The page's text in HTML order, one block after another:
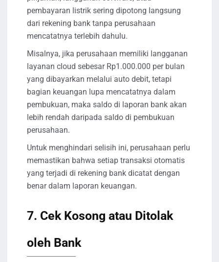
pembayaran listrik sering dipotong langsung
dari rekening bank tanpa perusahaan
mencatatnya terlebih dahulu.
Misalnya, jika perusahaan memiliki langganan
layanan cloud sebesar Rp1.000.000 per bulan
yang dibayarkan melalui auto debit, tetapi
bagian keuangan lupa mencatatnya dalam
pembukuan, maka saldo di laporan bank akan
lebih rendah daripada saldo di pembukuan
perusahaan.
Untuk menghindari selisih ini, perusahaan perlu
memastikan bahwa setiap transaksi otomatis
yang terjadi di rekening bank dicatat dengan
benar dalam laporan keuangan.
7. Cek Kosong atau Ditolak
oleh Bank